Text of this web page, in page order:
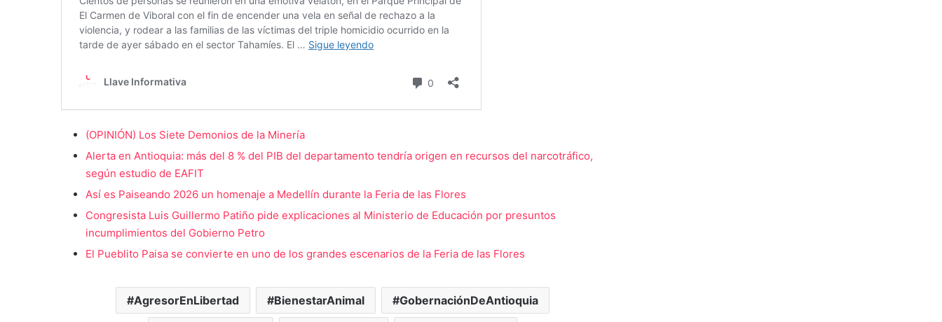
(OPINIÓN) Los Siete Demonios de la Minería
Alerta en Antioquia: más del 8 % del PIB del departamento tendría origen en recursos del narcotráfico,
según estudio de EAFIT
Así es Paiseando 2026 un homenaje a Medellín durante la Feria de las Flores
Congresista Luis Guillermo Patiño pide explicaciones al Ministerio de Educación por presuntos
incumplimientos del Gobierno Petro
El Pueblito Paisa se convierte en uno de los grandes escenarios de la Feria de las Flores
AgresorEnLibertad BienestarAnimal GobernaciónDeAntioquia